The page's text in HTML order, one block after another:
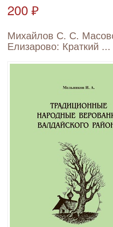
200 ₽
Михайлов С. С.
Елизарово: Краткий ...